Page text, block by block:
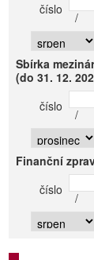
číslo
/
Sbírka
(do 31. 12.
číslo
/
Finanční
číslo
/